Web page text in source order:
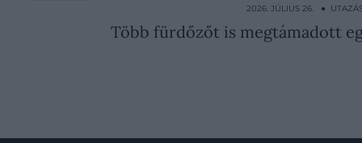
2026. JÚLIUS 26. ●
Több fürdőzőt is megtámadott